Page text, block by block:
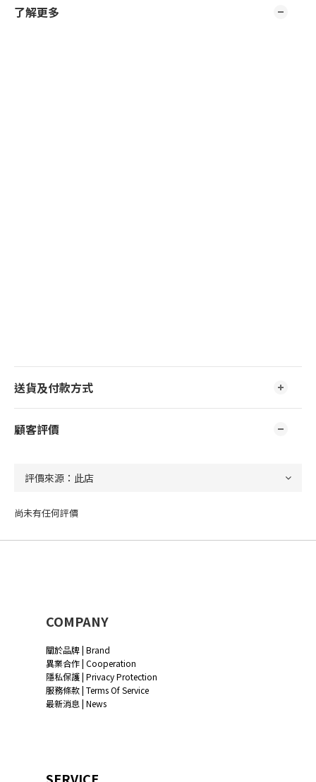
了解更多
送貨及付款方式
顧客評價
尚未有任何評價
COMPANY
關於品牌 | Brand
異業合作 | Cooperation
隱私保護 | Privacy Protection
服務條款 | Terms Of Service
最新消息 | News